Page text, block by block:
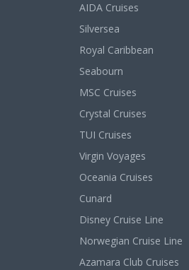
AIDA Cruises
Silversea
Royal Caribbean
Seabourn
MSC Cruises
Crystal Cruises
TUI Cruises
Virgin Voyages
Oceania Cruises
Cunard
Disney Cruise Line
Norwegian Cruise Line
Azamara Club Cruises